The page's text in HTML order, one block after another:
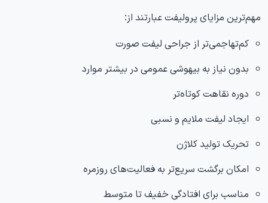
مهم‌ترین مزایای پرولیفت عبارتند از:
کم‌تهاجمی‌تر از جراحی لیفت صورت
بدون نیاز به بیهوشی عمومی در بیشتر موارد
دوره نقاهت کوتاه‌تر
ایجاد لیفت ملایم و نسبی
تحریک تولید کلاژن
امکان برگشت سریع‌تر به فعالیت‌های روزمره
مناسب برای افتادگی خفیف تا متوسط